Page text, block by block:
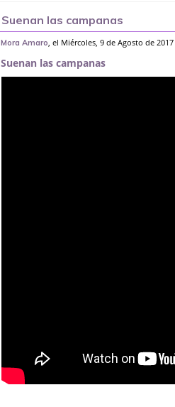
Suenan las campanas
Mora Amaro, el Miércoles, 9 de Agosto de 2017
Suenan las campanas